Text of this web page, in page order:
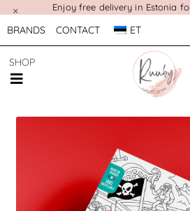
Enjoy free delivery in Estonia
×
BRANDS CONTACT ET
SHOP